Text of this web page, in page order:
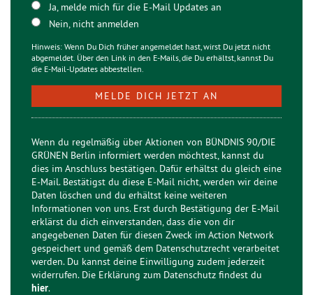
Ja, melde mich für die E-Mail Updates an
Nein, nicht anmelden
Hinweis: Wenn Du Dich früher angemeldet hast, wirst Du jetzt nicht
abgemeldet. Über den Link in den E-Mails, die Du erhältst, kannst Du
die E-Mail-Updates abbestellen.
Wenn du regelmäßig über Aktionen von BÜNDNIS 90/DIE
GRÜNEN Berlin informiert werden möchtest, kannst du
dies im Anschluss bestätigen. Dafür erhältst du gleich eine
E-Mail. Bestätigst du diese E-Mail nicht, werden wir deine
Daten löschen und du erhältst keine weiteren
Informationen von uns. Erst durch Bestätigung der E-Mail
erklärst du dich einverstanden, dass die von dir
angegebenen Daten für diesen Zweck im Action Network
gespeichert und gemäß dem Datenschutzrecht verarbeitet
werden. Du kannst deine Einwilligung zudem jederzeit
widerrufen. Die Erklärung zum Datenschutz findest du
hier.